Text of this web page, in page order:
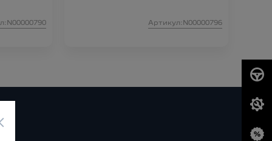
Артикул:N00000796